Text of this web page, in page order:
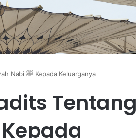
Empat Faidah Hadits Tentang Dakwah Nabi ﷺ Kepada Keluarganya
Tentang